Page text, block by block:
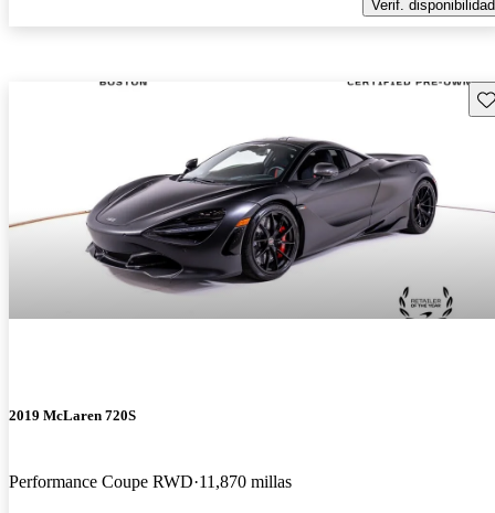
Verif. disponibilidad
2019 McLaren 720S
Performance Coupe RWD 11,870 millas